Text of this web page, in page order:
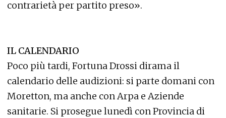
contrarietà per partito preso».
IL CALENDARIO
Poco più tardi, Fortuna Drossi dirama il
calendario delle audizioni: si parte domani con
Moretton, ma anche con Arpa e Aziende
sanitarie. Si prosegue lunedì con Provincia di